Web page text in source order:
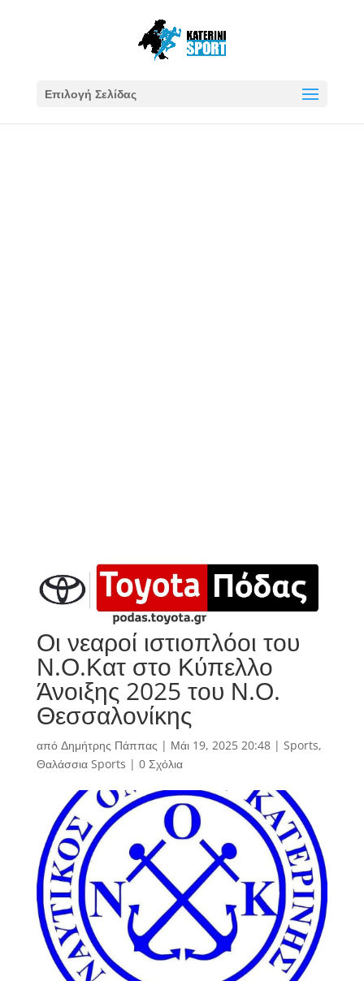
Επιλογή Σελίδας
Οι νεαροί ιστιοπλόοι του
Ν.Ο.Κατ στο Κύπελλο
Άνοιξης 2025 του Ν.Ο.
Θεσσαλονίκης
από Δημήτρης Πάππας | Μάι 19, 2025 20:48| Sports,
Θαλάσσια Sports | 0 Σχόλια